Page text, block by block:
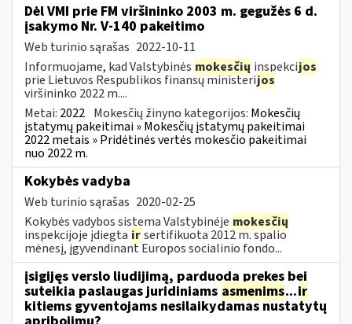
Dėl VMI prie FM viršininko 2003 m. gegužės 6 d.
įsakymo Nr. V-140 pakeitimo
Web turinio sąrašas 2022-10-11
Informuojame, kad Valstybinės mokesčių inspekcijos
prie Lietuvos Respublikos finansų ministerijos
viršininko 2022 m....
Metai: 2022 Mokesčių žinyno kategorijos: Mokesčių
įstatymų pakeitimai » Mokesčių įstatymų pakeitimai
2022 metais » Pridėtinės vertės mokesčio pakeitimai
nuo 2022 m.
Kokybės vadyba
Web turinio sąrašas 2020-02-25
Kokybės vadybos sistema Valstybinėje mokesčių
inspekcijoje įdiegta irsertifikuota 2012 m. spalio
mėnesį, įgyvendinant Europos socialinio fondo...
įsigijęs verslo liudijimą, parduoda prekes bei
suteikia paslaugas juridiniams asmenims...ir
kitiems gyventojams nesilaikydamas nustatytų